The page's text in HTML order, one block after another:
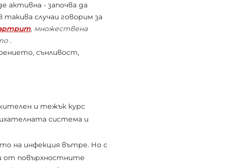
активна - започва да
случаи говорим за
, множествена
.
сънливост,
и тежък курс
система и
на инфекция вътре. Но с
от повърхностните